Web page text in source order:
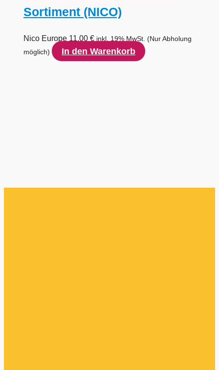
Sortiment (NICO)
Nico Europe 11,00 € inkl. 19% MwSt. (Nur Abholung
möglich)
In den Warenkorb